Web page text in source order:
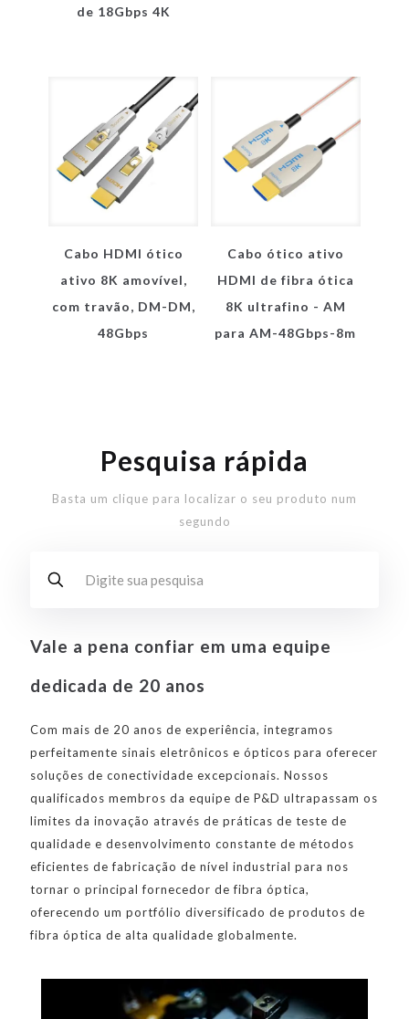
de 18Gbps 4K
Cabo HDMI ótico
ativo 8K amovível,
com travão, DM-DM,
48Gbps
Cabo ótico ativo
HDMI de fibra ótica
8K ultrafino - AM
para AM-48Gbps-8m
Pesquisa rápida
Basta um clique para localizar o seu produto num
segundo
Vale a pena confiar em uma equipe
dedicada de 20 anos
Com mais de 20 anos de experiência, integramos
perfeitamente sinais eletrônicos e ópticos para oferecer
soluções de conectividade excepcionais. Nossos
qualificados membros da equipe de P&D ultrapassam os
limites da inovação através de práticas de teste de
qualidade e desenvolvimento constante de métodos
eficientes de fabricação de nível industrial para nos
tornar o principal fornecedor de fibra óptica,
oferecendo um portfólio diversificado de produtos de
fibra óptica de alta qualidade globalmente.